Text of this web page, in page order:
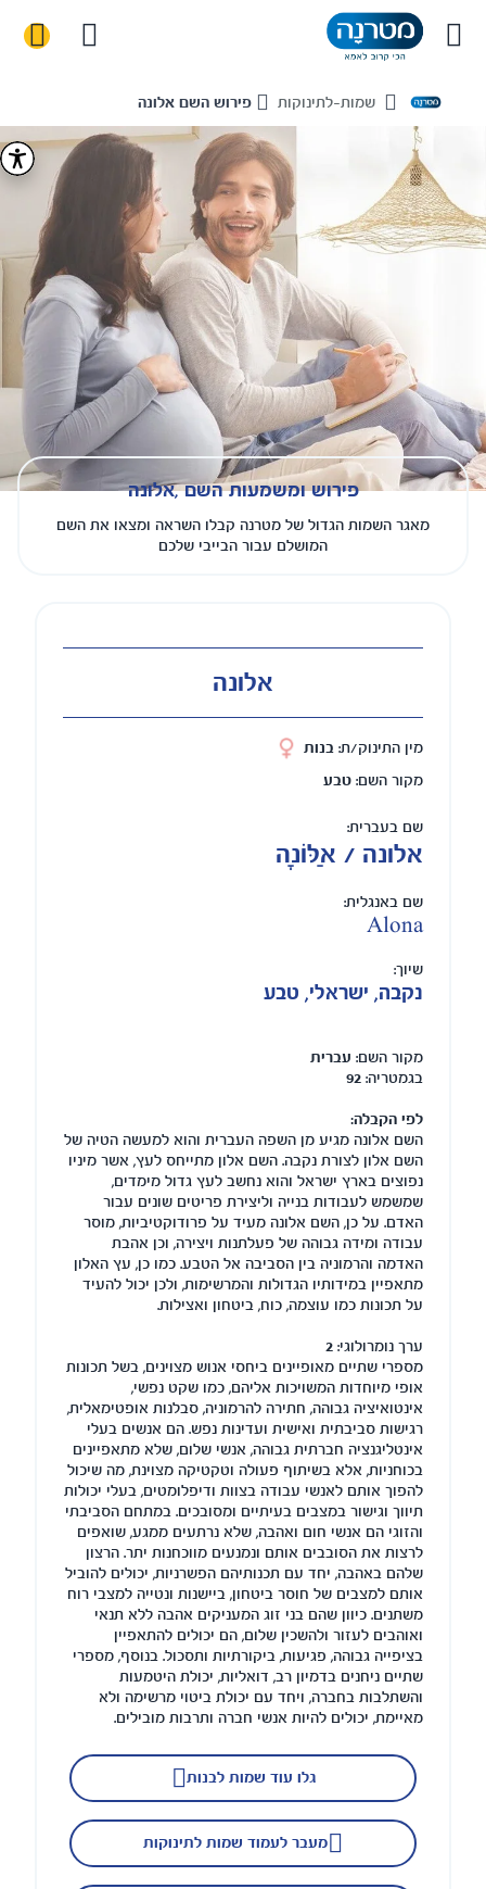
Home שמות-לתינוקות פירוש השם אלונה
פירוש ומשמעות השם ,אלונה
מאגר השמות הגדול של מטרנה קבלו השראה ומצאו את השם
המושלם עבור הבייבי שלכם
אלונה
מין התינוק/ת: בנות
מקור השם: טבע
שם בעברית:
אלונה / אַלּוֹנָה
שם באנגלית:
Alona
שיוך:
נקבה, ישראלי, טבע
מקור השם: עברית
בגמטריה: 92
לפי הקבלה:
השם אלונה מגיע מן השפה העברית והוא למעשה הטיה של
השם אלון לצורת נקבה. השם אלון מתייחס לעץ, אשר מיניו
נפוצים בארץ ישראל והוא נחשב לעץ גדול מימדים,
שמשמש לעבודות בנייה וליצירת פריטים שונים עבור
האדם. על כן, השם אלונה מעיד על פרודוקטיביות, מוסר
עבודה ומידה גבוהה של פעלתנות ויצירה, וכן אהבת
האדמה והרמוניה בין הסביבה אל הטבע. כמו כן, עץ האלון
מתאפיין במידותיו הגדולות והמרשימות, ולכן יכול להעיד
על תכונות כמו עוצמה, כוח, ביטחון ואצילות.
ערך נומרולוגי: 2
מספרי שתיים מאופיינים ביחסי אנוש מצוינים, בשל תכונות
אופי מיוחדות המשויכות אליהם, כמו שקט נפשי,
אינטואיציה גבוהה, חתירה להרמוניה, סבלנות אופטימאלית,
רגישות סביבתית ואישית ועדינות נפש. הם אנשים בעלי
אינטליגנציה חברתית גבוהה, אנשי שלום, שלא מתאפיינים
בכוחניות, אלא בשיתוף פעולה וטקטיקה מצוינת, מה שיכול
להפוך אותם לאנשי עבודה בצוות ודיפלומטים, בעלי יכולות
תיווך וגישור במצבים בעיתיים ומסובכים. במתחם הסביבתי
והזוגי הם אנשי חום ואהבה, שלא נרתעים ממגע, שואפים
לרצות את הסובבים אותם ונמנעים מווכחנות יתר. הרצון
שלהם באהבה, יחד עם תכנותיהם הפשרניות, יכולים להוביל
אותם למצבים של חוסר ביטחון, ביישנות ונטייה למצבי רוח
משתנים. כיוון שהם בני זוג המעניקים אהבה ללא תנאי
ואוהבים לעזור ולהשכין שלום, הם יכולים להתאפיין
בציפייה גבוהה, פגיעות, ביקורתיות ותסכול. בנוסף, מספרי
שתיים ניחנים בדמיון רב, דואליות, יכולת היטמעות
והשתלבות בחברה, ויחד עם יכולת ביטוי מרשימה ולא
מאיימת, יכולים להיות אנשי חברה ותרבות מובילים.
מעבר לעמוד שמות לתינוקות
גלו עוד שמות לבנות